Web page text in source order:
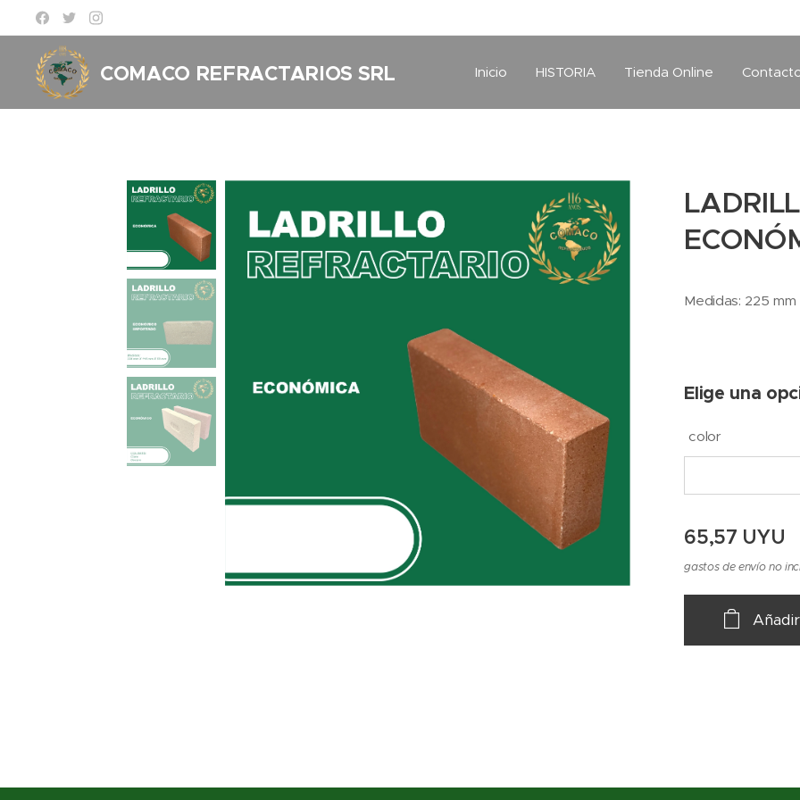
COMACO REFRACTARIOS SRL Inicio HISTORIA Tienda Online
Medidas: 225
Elige una
color
65,57 UYU
gastos de envío no